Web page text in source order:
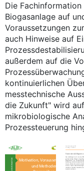
Die
Biogasanlage auf
Voraussetzungen
auch Hinweise auf
außerdem auf die
kontinuierlichen
messtechnische
die Zukunft" wird
mikrobiologische
Prozessteuerung